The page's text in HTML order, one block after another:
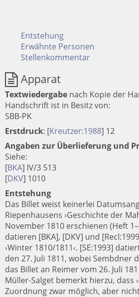
Entstehung
Erwähnte Personen
Stellenkommentar
Apparat
Textwiedergabe nach Kopie der
Handschrift ist in Besitz von:
SBB-PK
Erstdruck: [Kreutzer:1988] 12
Angaben zur Überlieferung und
Siehe:
[BKA] IV/3 513
[DKV] 1010
Entstehung
Das Billet weist keinerlei
Riepenhausens ›Geschichte der
November 1810 erschienen (Heft
datieren [BKA], [DKV] und
›Winter 1810/1811‹. [SE:1993]
den 27. Juli 1811, wobei Sembdner
das Billet an Reimer vom 26. Juli
Müller-Salget bemerkt hierzu, dass
Zuordnung zwar möglich, aber